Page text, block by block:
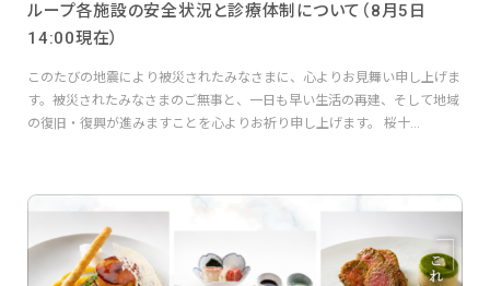
ループ各施設の安全状況と診療体制について（8月5日
14:00現在）
このたびの地震により被災されたみなさまに、心よりお見舞い申し上げま
す。被災されたみなさまのご無事と、一日も早い生活の再建、そして地域
の復旧・復興が進みますことを心よりお祈り申し上げます。 桜十...